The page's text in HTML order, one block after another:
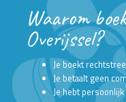
Waarom
Overijssel?
Je boekt
Je betaalt geen
Je hebt